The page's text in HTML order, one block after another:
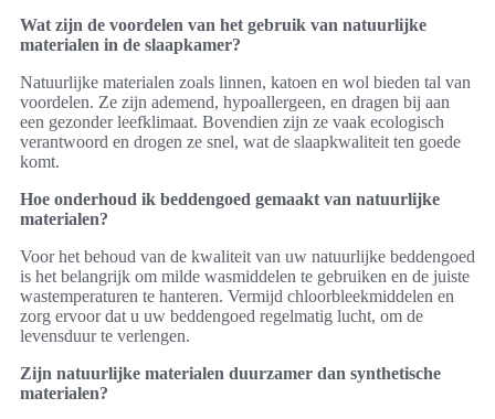
Wat zijn de voordelen van het gebruik van natuurlijke
materialen in de slaapkamer?
Natuurlijke materialen zoals linnen, katoen en wol bieden tal van
voordelen. Ze zijn ademend, hypoallergeen, en dragen bij aan
een gezonder leefklimaat. Bovendien zijn ze vaak ecologisch
verantwoord en drogen ze snel, wat de slaapkwaliteit ten goede
komt.
Hoe onderhoud ik beddengoed gemaakt van natuurlijke
materialen?
Voor het behoud van de kwaliteit van uw natuurlijke beddengoed
is het belangrijk om milde wasmiddelen te gebruiken en de juiste
wastemperaturen te hanteren. Vermijd chloorbleekmiddelen en
zorg ervoor dat u uw beddengoed regelmatig lucht, om de
levensduur te verlengen.
Zijn natuurlijke materialen duurzamer dan synthetische
materialen?